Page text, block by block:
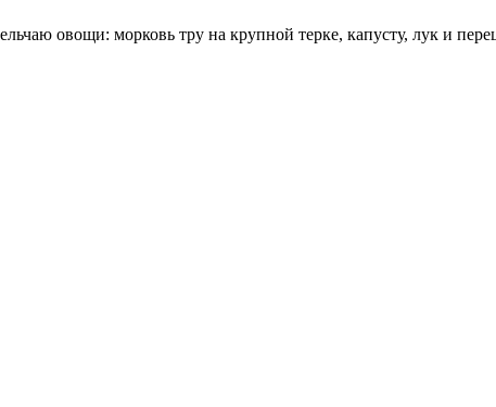
овощи: морковь тру на крупной терке, капусту, лук и